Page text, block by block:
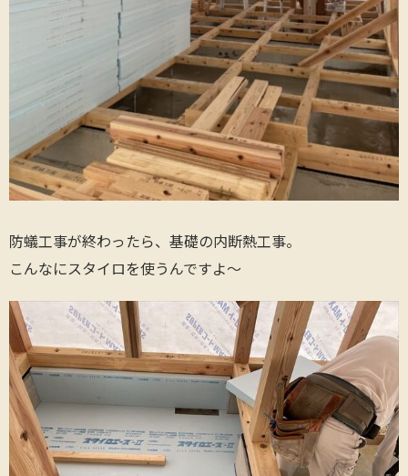
防蟻工事が終わったら、基礎の内断熱工事。
こんなにスタイロを使うんですよ〜